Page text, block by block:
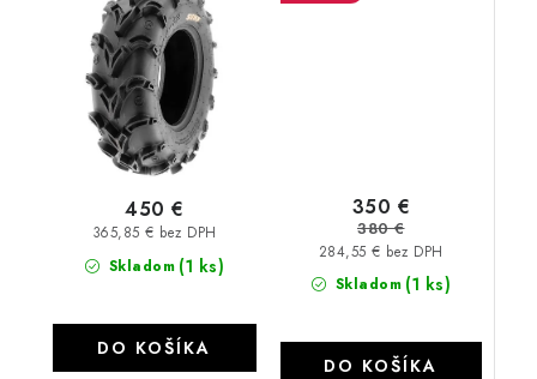
Skladom (1 ks)
365,85 € bez DPH
450 €
DO KOŠÍKA
Skladom (1 ks)
284,55 € bez DPH
350 €
380 €
DO KOŠÍKA